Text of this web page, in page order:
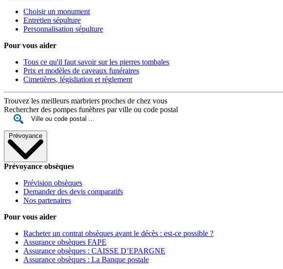
Choisir un monument
Entretien sépulture
Personnalisation sépulture
Pour vous aider
Tous ce qu'il faut savoir sur les pierres tombales
Prix et modèles de caveaux funéraires
Cimetières, législiation et réglement
Trouvez les meilleurs marbriers proches de chez vous
Rechercher des pompes funèbres par ville ou code postal
Prévoyance
Prévoyance obsèques
Prévision obsèques
Demander des devis comparatifs
Nos partenaires
Pour vous aider
Racheter un contrat obsèques avant le décès : est-ce possible ?
Assurance obsèques FAPE
Assurance obsèques : CAISSE D’EPARGNE
Assurance obsèques : La Banque postale